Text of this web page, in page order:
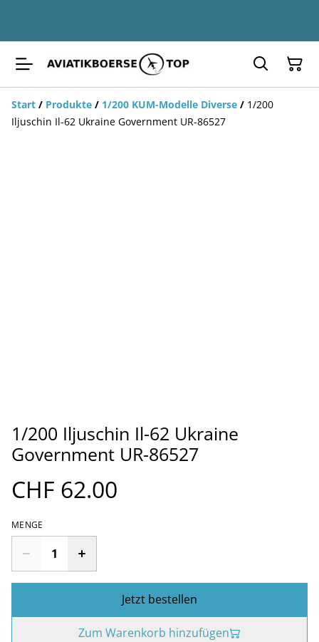
Start / Produkte / 1/200 KUM-Modelle Diverse / 1/200
Iljuschin Il-62 Ukraine Government UR-86527
1/200 Iljuschin Il-62 Ukraine
Government UR-86527
CHF 62.00
MENGE
Jetzt bestellen
Zum Warenkorb hinzufügen